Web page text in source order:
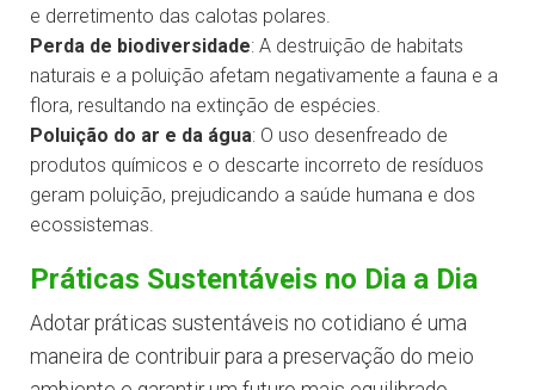
e derretimento das calotas polares.
Perda de biodiversidade: A destruição de habitats
naturais e a poluição afetam negativamente a fauna e a
flora, resultando na extinção de espécies.
Poluição do ar e da água: O uso desenfreado de
produtos químicos e o descarte incorreto de resíduos
geram poluição, prejudicando a saúde humana e dos
ecossistemas.
Práticas Sustentáveis no Dia a Dia
Adotar práticas sustentáveis no cotidiano é uma
maneira de contribuir para a preservação do meio